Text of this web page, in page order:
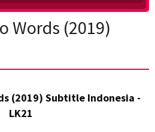
Words (2019)
(2019) Subtitle Indonesia -
LK21